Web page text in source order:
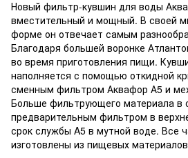
Новый фильтр-кувшин для воды
вместительный и мощный. В своей
форме он отвечает самым
Благодаря большей воронке
во время приготовления пищи.
наполняется с помощью откидной
сменным фильтром Аквафор А5 и
Больше фильтрующего материала в
предварительным фильтром в
срок службы A5 в мутной воде. Все
изготовлены из пищевых